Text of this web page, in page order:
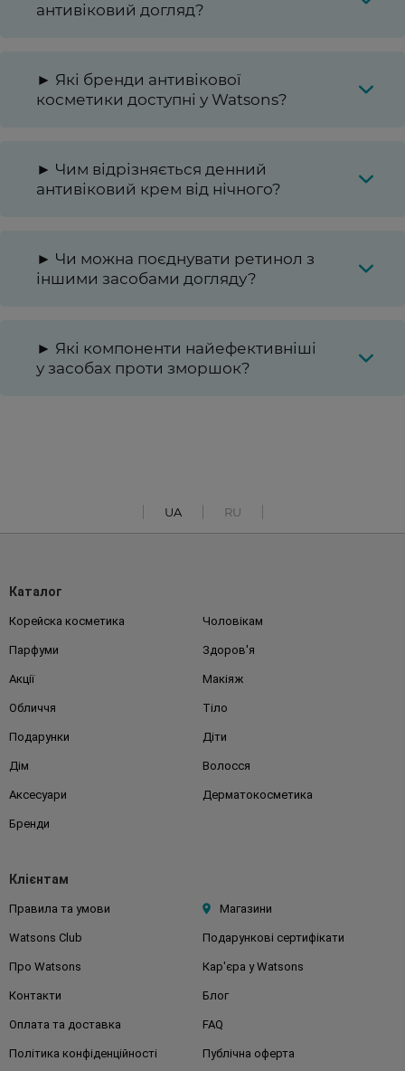
антивіковий догляд?
► Які бренди антивікової
косметики доступні у Watsons?
► Чим відрізняється денний
антивіковий крем від нічного?
► Чи можна поєднувати ретинол з
іншими засобами догляду?
► Які компоненти найефективніші
у засобах проти зморшок?
UA RU
Каталог
Корейска косметика Чоловікам
Парфуми Здоров'я
Акції Макіяж
Обличчя Тіло
Подарунки Діти
Дім Волосся
Аксесуари Дерматокосметика
Бренди
Клієнтам
Правила та умови Магазини
Watsons Club Подарункові сертифікати
Про Watsons Кар'єра у Watsons
Контакти Блог
Оплата та доставка FAQ
Політика конфіденційності Публічна оферта